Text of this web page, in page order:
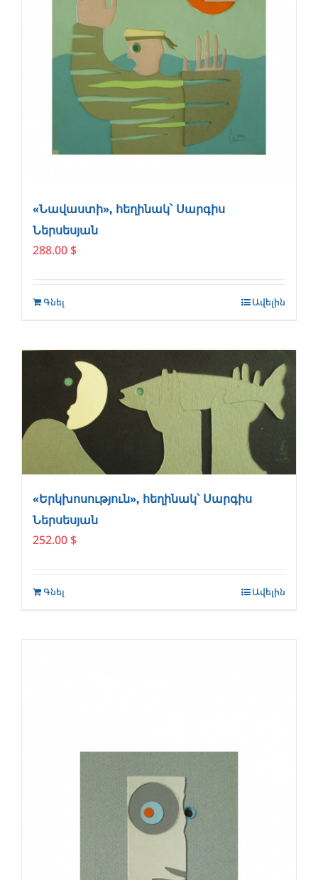
«Նավաստի», հեղինակ՝ Սարգիս
Ներսեսյան
288.00 $
Գնել Ավելին
«Երկխոսություն», հեղինակ՝ Սարգիս
Ներսեսյան
252.00 $
Գնել Ավելին